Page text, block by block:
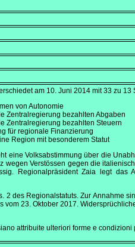
am 10. Juni 2014 mit 33 zu 13
von Autonomie
Zentralregierung bezahlten Abgaben
Zentralregierung bezahlten Steuern
für regionale Finanzierung
Region mit besonderem Statut
eine Volksabstimmung über die
wegen Verstössen gegen die
Regionalpräsident Zaia legt das
2 des Regionalstatuts. Zur Annahme
vom 23. Oktober 2017.
attribuite ulteriori forme e